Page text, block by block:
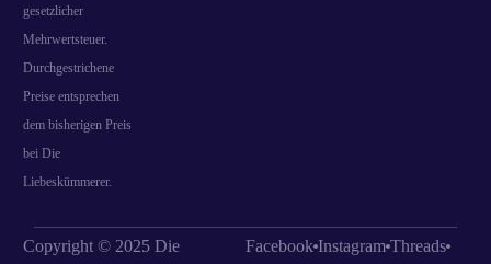
gesetzlicher
Mehrwertsteuer.
Durchgestrichene
Preise entsprechen
dem bisherigen Preis
bei Die
Liebeskümmerer.
Copyright © 2025 Die
Facebook Instagram Threads